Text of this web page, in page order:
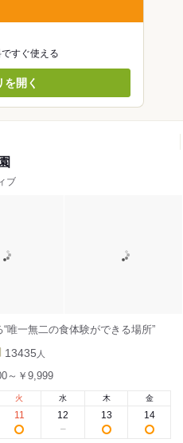
すぐ使える
を開く
ブ
唯一無二の食体験ができる場所”
13435 人
～￥9,999
火
11
水
12
木
13
金
14